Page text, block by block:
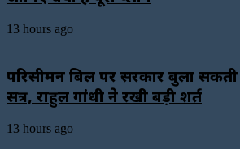
13 hours ago
परिसीमन बिल पर सरकार बुला
सत्र, राहुल गांधी ने रखी बड़ी शर्त
13 hours ago